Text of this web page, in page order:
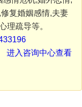
复婚姻感情,夫妻
理疏导等。
进入咨询中心查看